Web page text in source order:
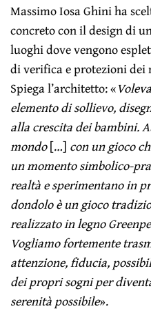
Massimo Iosa Ghini ha
concreto con il design di
luoghi dove vengono
di verifica e protezioni dei
Spiega l’architetto: «
elemento di sollievo,
alla crescita dei bambini.
mondo[…] con un gioco
un momento simbolico-
realtà e sperimentano in
dondolo è un gioco
realizzato in legno
Vogliamo fortemente
attenzione, fiducia,
dei propri sogni per
serenità possibile».